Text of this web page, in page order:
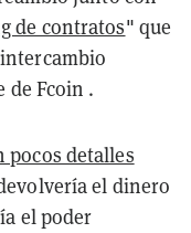
de contratos" que
de Fcoin .
pocos detalles
el dinero
el poder